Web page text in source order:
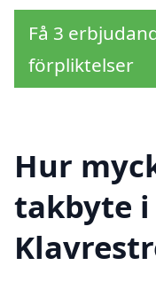
Få 3
förpliktelser
Hur
takbyte